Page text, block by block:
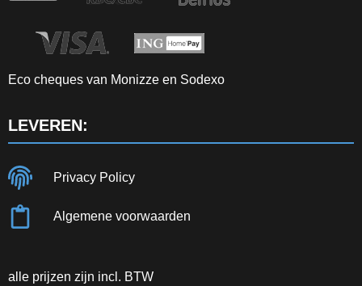
Eco cheques van Monizze en Sodexo
LEVEREN:
Privacy Policy
Algemene voorwaarden
alle prijzen zijn incl. BTW